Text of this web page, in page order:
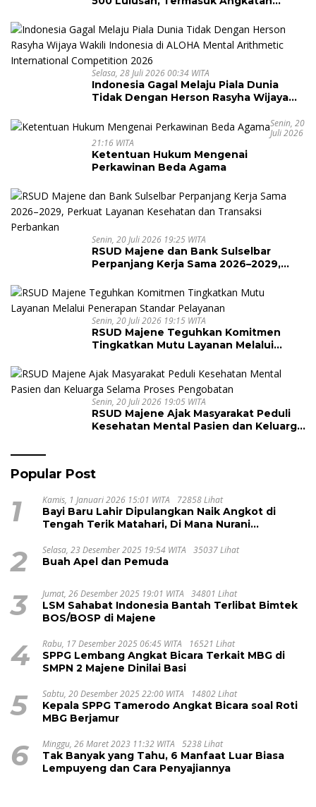
Selasa, 28 Juli 2026 00:34 WITA
Indonesia Gagal Melaju Piala Dunia
Tidak Dengan Herson Rasyha Wijaya
Arithmetic International Competition
Senin, 20
Juli 2026
21:16 WITA
Ketentuan Hukum Mengenai
Perkawinan Beda Agama
Senin, 20 Juli 2026 19:25 WITA
RSUD Majene dan Bank Sulselbar
Perpanjang Kerja Sama 2026–2029,
Transaksi Perbankan
Senin, 20 Juli 2026 19:15 WITA
RSUD Majene Teguhkan Komitmen
Tingkatkan Mutu Layanan Melalui
Senin, 20 Juli 2026 19:05 WITA
RSUD Majene Ajak Masyarakat Peduli
Kesehatan Mental Pasien dan Keluarga
Popular Post
1 Kamis, 1 Januari 2026 15:01 WITA 72858 Lihat
Bayi Baru Lahir Dipulangkan Naik Angkot di
Tengah Terik Matahari, Di Mana Nurani
2 Selasa, 23 Desember 2025 19:54 WITA 35037 Lihat
Buah Apel dan Pemuda
3 Jumat, 26 Desember 2025 19:01 WITA 34801 Lihat
LSM Sahabat Indonesia Bantah Terlibat Bimtek
BOS/BOSP di Majene
4 Rabu, 17 Desember 2025 06:45 WITA 16521 Lihat
SPPG Lembang Angkat Bicara Terkait MBG di
SMPN 2 Majene Dinilai Basi
5 Sabtu, 20 Desember 2025 22:00 WITA 14802 Lihat
Kepala SPPG Tamerodo Angkat Bicara soal Roti
MBG Berjamur
6 Minggu, 26 Maret 2023 11:32 WITA 5238 Lihat
Tak Banyak yang Tahu, 6 Manfaat Luar Biasa
Lempuyeng dan Cara Penyajiannya